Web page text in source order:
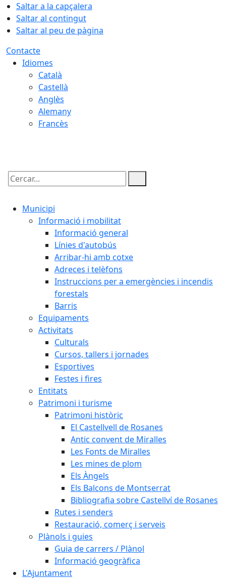
Saltar a la capçalera
Saltar al contingut
Saltar al peu de pàgina
Contacte
Idiomes
Català
Castellà
Anglès
Alemany
Francès
Cercar:
Municipi
Informació i mobilitat
Informació general
Línies d'autobús
Arribar-hi amb cotxe
Adreces i telèfons
Instruccions per a emergències i incendis
forestals
Barris
Equipaments
Activitats
Culturals
Cursos, tallers i jornades
Esportives
Festes i fires
Entitats
Patrimoni i turisme
Patrimoni històric
El Castellvell de Rosanes
Antic convent de Miralles
Les Fonts de Miralles
Les mines de plom
Els Àngels
Els Balcons de Montserrat
Bibliografia sobre Castellví de Rosanes
Rutes i senders
Restauració, comerç i serveis
Plànols i guies
Guia de carrers / Plànol
Informació geogràfica
L'Ajuntament